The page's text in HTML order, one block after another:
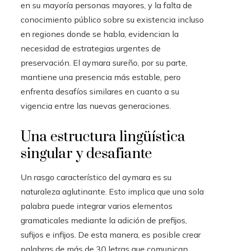
en su mayoría personas mayores, y la falta de
conocimiento público sobre su existencia incluso
en regiones donde se habla, evidencian la
necesidad de estrategias urgentes de
preservación. El aymara sureño, por su parte,
mantiene una presencia más estable, pero
enfrenta desafíos similares en cuanto a su
vigencia entre las nuevas generaciones.
Una estructura lingüística
singular y desafiante
Un rasgo característico del aymara es su
naturaleza aglutinante. Esto implica que una sola
palabra puede integrar varios elementos
gramaticales mediante la adición de prefijos,
sufijos e infijos. De esta manera, es posible crear